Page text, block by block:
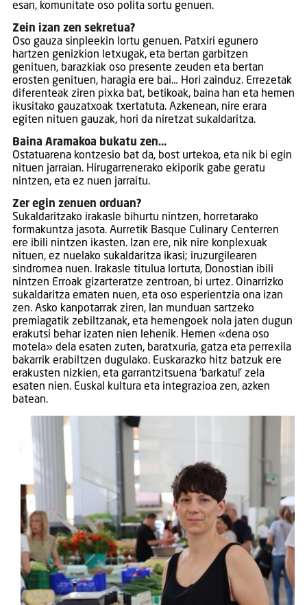
esan, komunitate oso polita sortu genuen.
Zein izan zen sekretua?
Oso gauza sinpleekin lortu genuen. Patxiri egunero
hartzen genizkion letxugak, eta bertan garbitzen
genituen, barazkiak oso presente zeuden eta bertan
erosten genituen, haragia ere bai… Hori zainduz. Errezetak
diferenteak ziren pixka bat, betikoak, baina han eta hemen
ikusitako gauzatxoak txertatuta. Azkenean, nire erara
egiten nituen gauzak, hori da niretzat sukaldaritza.
Baina Aramakoa bukatu zen…
Ostatuarena kontzesio bat da, bost urtekoa, eta nik bi egin
nituen jarraian. Hirugarrenerako ekiporik gabe geratu
nintzen, eta ez nuen jarraitu.
Zer egin zenuen orduan?
Sukaldaritzako irakasle bihurtu nintzen, horretarako
formakuntza jasota. Aurretik Basque Culinary Centerren
ere ibili nintzen ikasten. Izan ere, nik nire konplexuak
nituen, ez nuelako sukaldaritza ikasi; iruzurgilearen
sindromea nuen. Irakasle titulua lortuta, Donostian ibili
nintzen Erroak gizarteratze zentroan, bi urtez. Oinarrizko
sukaldaritza ematen nuen, eta oso esperientzia ona izan
zen. Asko kanpotarrak ziren, lan munduan sartzeko
premiagatik zebiltzanak, eta hemengoek nola jaten dugun
erakutsi behar izaten nien lehenik. Hemen «dena oso
motela» dela esaten zuten, baratxuria, gatza eta perrexila
bakarrik erabiltzen dugulako. Euskarazko hitz batzuk ere
erakusten nizkien, eta garrantzitsuena ‘barkatu!’ zela
esaten nien. Euskal kultura eta integrazioa zen, azken
batean.